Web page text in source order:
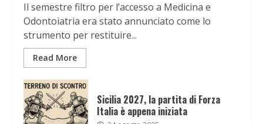
Il semestre filtro per l’accesso a Medicina e
Odontoiatria era stato annunciato come lo
strumento per restituire...
Read More
Sicilia 2027, la partita di Forza
Italia è appena iniziata